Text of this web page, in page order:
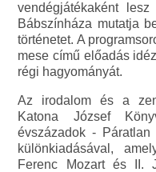
vendégjátékaként
Bábszínháza mutatja
történetet. A
mese című előadás
régi hagyományát.
Az irodalom és a
Katona József
évszázadok -
különkiadásával,
Ferenc Mozart és II.